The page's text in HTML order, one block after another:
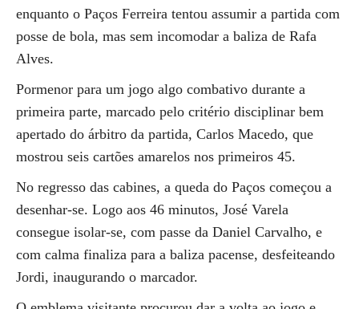
enquanto o Paços Ferreira tentou assumir a partida com
posse de bola, mas sem incomodar a baliza de Rafa
Alves.
Pormenor para um jogo algo combativo durante a
primeira parte, marcado pelo critério disciplinar bem
apertado do árbitro da partida, Carlos Macedo, que
mostrou seis cartões amarelos nos primeiros 45.
No regresso das cabines, a queda do Paços começou a
desenhar-se. Logo aos 46 minutos, José Varela
consegue isolar-se, com passe da Daniel Carvalho, e
com calma finaliza para a baliza pacense, desfeiteando
Jordi, inaugurando o marcador.